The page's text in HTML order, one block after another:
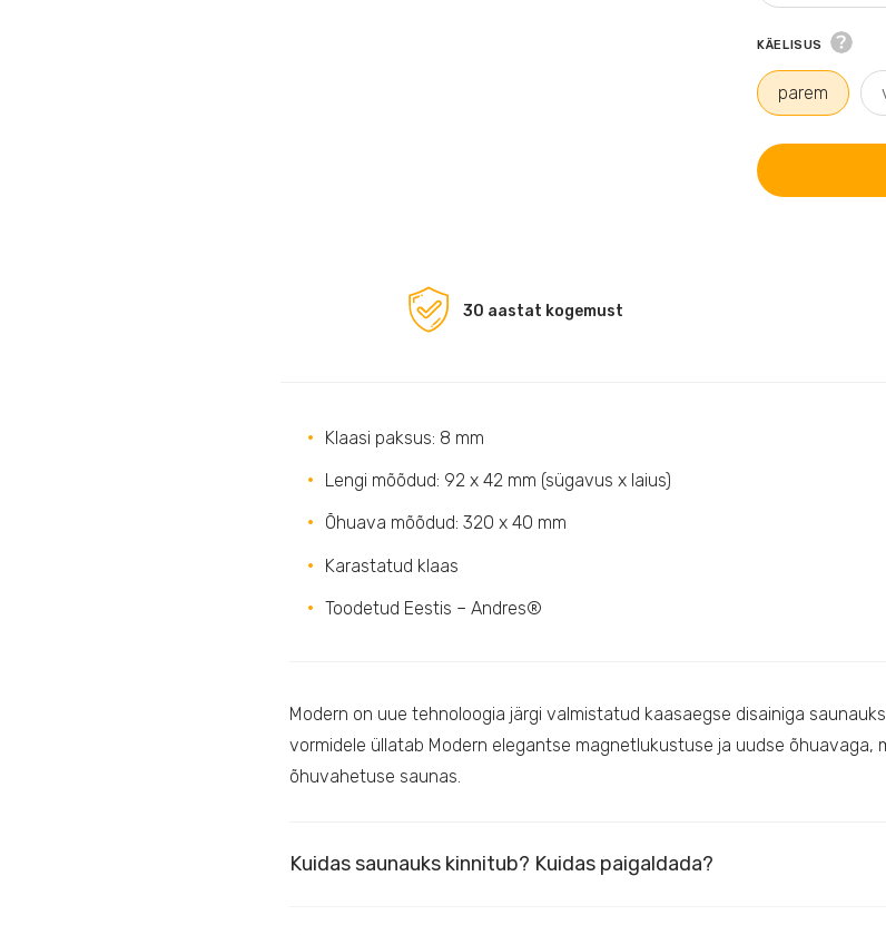
KÄELISUS
parem
30 aastat kogemust
Klaasi paksus: 8 mm
Lengi mõõdud: 92 x 42 mm (sügavus x laius)
Õhuava mõõdud: 320 x 40 mm
Karastatud klaas
Toodetud Eestis – Andres®
Modern on uue tehnoloogia järgi valmistatud kaasaegse disainiga
vormidele üllatab Modern elegantse magnetlukustuse ja uudse õhuavaga,
õhuvahetuse saunas.
Kuidas saunauks kinnitub? Kuidas paigaldada?